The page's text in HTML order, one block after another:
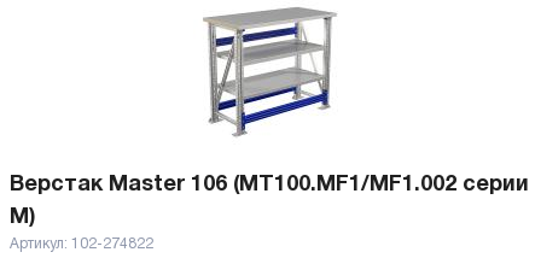
Верстак Master 106 (MT100.MF1/MF1.002 серии
M)
Артикул: 102-274822